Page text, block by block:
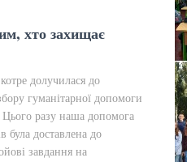
хто захищає
долучилася до
гуманітарної допомоги
Цього разу наша допомога
була доставлена до
завдання на